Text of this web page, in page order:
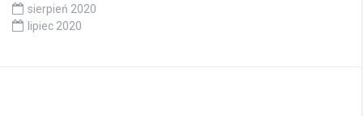
sierpień 2020
lipiec 2020